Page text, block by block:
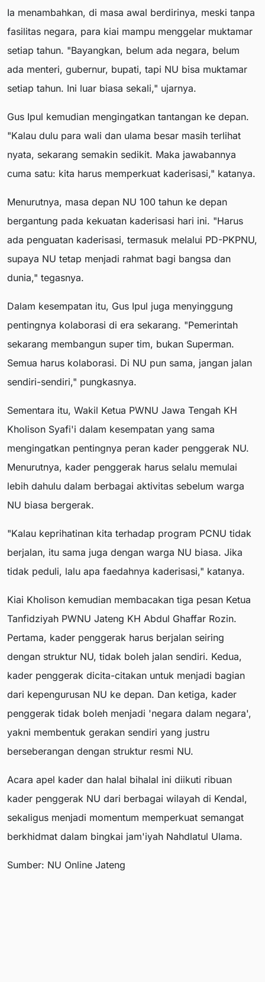
Ia menambahkan, di masa awal berdirinya, meski tanpa
fasilitas negara, para kiai mampu menggelar muktamar
setiap tahun. "Bayangkan, belum ada negara, belum
ada menteri, gubernur, bupati, tapi NU bisa muktamar
setiap tahun. Ini luar biasa sekali," ujarnya.
Gus Ipul kemudian mengingatkan tantangan ke depan.
"Kalau dulu para wali dan ulama besar masih terlihat
nyata, sekarang semakin sedikit. Maka jawabannya
cuma satu: kita harus memperkuat kaderisasi," katanya.
Menurutnya, masa depan NU 100 tahun ke depan
bergantung pada kekuatan kaderisasi hari ini. "Harus
ada penguatan kaderisasi, termasuk melalui PD-PKPNU,
supaya NU tetap menjadi rahmat bagi bangsa dan
dunia," tegasnya.
Dalam kesempatan itu, Gus Ipul juga menyinggung
pentingnya kolaborasi di era sekarang. "Pemerintah
sekarang membangun super tim, bukan Superman.
Semua harus kolaborasi. Di NU pun sama, jangan jalan
sendiri-sendiri," pungkasnya.
Sementara itu, Wakil Ketua PWNU Jawa Tengah KH
Kholison Syafi'i dalam kesempatan yang sama
mengingatkan pentingnya peran kader penggerak NU.
Menurutnya, kader penggerak harus selalu memulai
lebih dahulu dalam berbagai aktivitas sebelum warga
NU biasa bergerak.
"Kalau keprihatinan kita terhadap program PCNU tidak
berjalan, itu sama juga dengan warga NU biasa. Jika
tidak peduli, lalu apa faedahnya kaderisasi," katanya.
Kiai Kholison kemudian membacakan tiga pesan Ketua
Tanfidziyah PWNU Jateng KH Abdul Ghaffar Rozin.
Pertama, kader penggerak harus berjalan seiring
dengan struktur NU, tidak boleh jalan sendiri. Kedua,
kader penggerak dicita-citakan untuk menjadi bagian
dari kepengurusan NU ke depan. Dan ketiga, kader
penggerak tidak boleh menjadi 'negara dalam negara',
yakni membentuk gerakan sendiri yang justru
berseberangan dengan struktur resmi NU.
Acara apel kader dan halal bihalal ini diikuti ribuan
kader penggerak NU dari berbagai wilayah di Kendal,
sekaligus menjadi momentum memperkuat semangat
berkhidmat dalam bingkai jam'iyah Nahdlatul Ulama.
Sumber: NU Online Jateng